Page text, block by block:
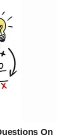
prolazimo
i trenutke
tada postaje
nestati
bliže.
hiljadu
sigurnosti koji
niti velikim